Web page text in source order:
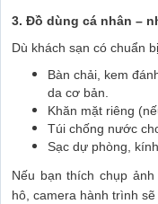
3. Đồ dùng cá nhân –
Dù khách sạn có chuẩn
Bàn chải, kem
da cơ bản.
Khăn mặt riêng
Túi chống nước
Sạc dự phòng,
Nếu bạn thích chụp
hô, camera hành trình